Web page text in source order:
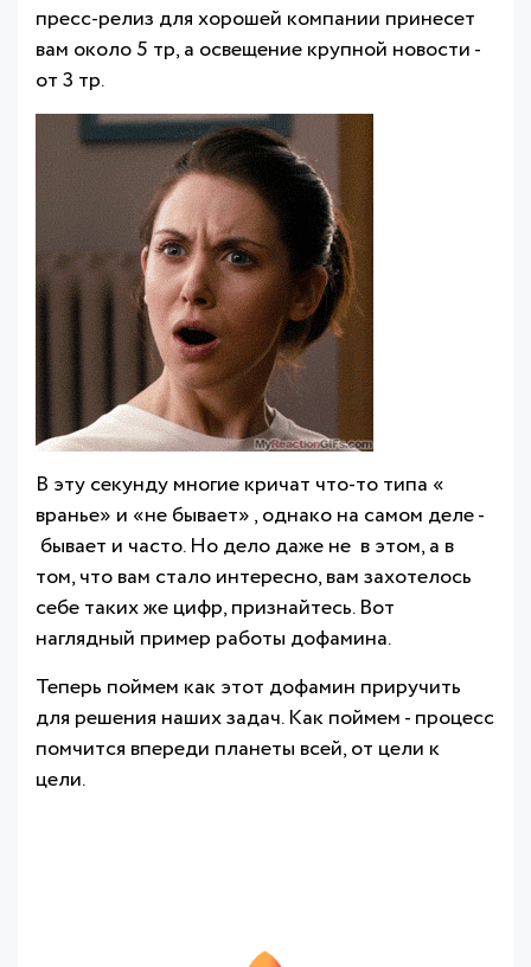
пресс-релиз для хорошей компании принесет
вам около 5 тр, а освещение крупной новости -
от 3 тр.
В эту секунду многие кричат что-то типа «
вранье» и «не бывает» , однако на самом деле -
бывает и часто. Но дело даже не в этом, а в
том, что вам стало интересно, вам захотелось
себе таких же цифр, признайтесь. Вот
наглядный пример работы дофамина.
Теперь поймем как этот дофамин приручить
для решения наших задач. Как поймем - процесс
помчится впереди планеты всей, от цели к
цели.